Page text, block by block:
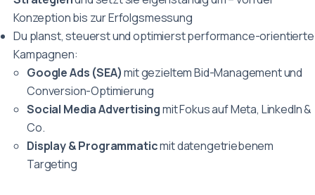
Konzeption bis zur Erfolgsmessung
Du planst, steuerst und optimierst performance-orientierte
Kampagnen:
Google Ads (SEA)mit gezieltem Bid-Management und
Conversion-Optimierung
Social Media Advertisingmit Fokus auf Meta, LinkedIn &
Co.
Display & Programmaticmit datengetriebenem
Targeting